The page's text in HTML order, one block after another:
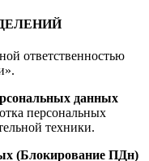
ответственностью
данных
персональных
техники.
(Блокирование ПДн)